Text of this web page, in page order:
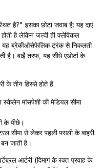
है?" इसका छोटा जवाब है: यह दाएं
है लेकिन जल्दी ही क्लेविकल
यह ब्रेकीओसेफेलिक ट्रंक से निकलती
है। बाईं तरफ, यह सीधे एओर्टा के
के तीन हिस्से होते हैं:
स्केलेन मांसपेशी की मेडियल सीमा
के पीछे।
सीमा से लेकर पहली पसली के बाहरी
जाती है।
आर्टरी (दिमाग के रक्त प्रवाह के